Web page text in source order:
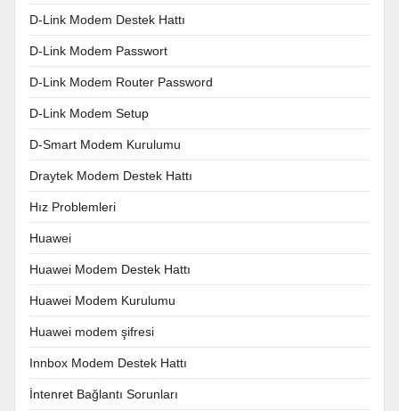
D-Link Modem Destek Hattı
D-Link Modem Passwort
D-Link Modem Router Password
D-Link Modem Setup
D-Smart Modem Kurulumu
Draytek Modem Destek Hattı
Hız Problemleri
Huawei
Huawei Modem Destek Hattı
Huawei Modem Kurulumu
Huawei modem şifresi
Innbox Modem Destek Hattı
İntenret Bağlantı Sorunları